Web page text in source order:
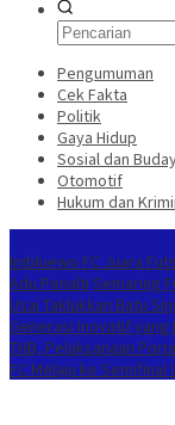
Pengumuman
Cek Fakta
Politik
Gaya Hidup
Sosial dan
Otomotif
Hukum dan
Imbluewo FC Juara
Adu Penalti Semaring
Usai Taklukkan Batu
Generasi Inovatif yang
THB, Pelaksanaan
FC Melaju ke Semifinal